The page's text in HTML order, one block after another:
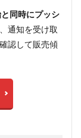
同時にプッシ
通知を受け取
認して販売傾